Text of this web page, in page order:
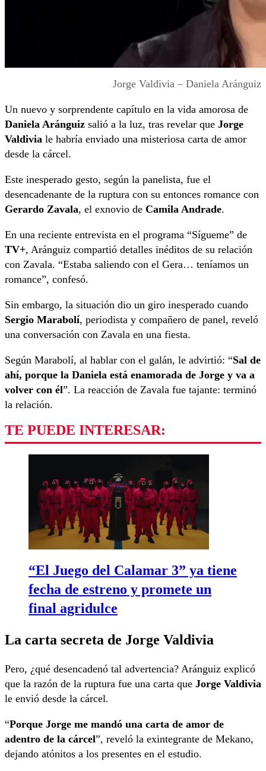
Jorge Valdivia – Daniela Aránguiz
Un nuevo y sorprendente capítulo en la vida amorosa de
Daniela Aránguiz salió a la luz, tras revelar que Jorge
Valdivia le habría enviado una misteriosa carta de amor
desde la cárcel.
Este inesperado gesto, según la panelista, fue el
desencadenante de la ruptura con su entonces romance con
Gerardo Zavala, el exnovio de Camila Andrade.
En una reciente entrevista en el programa “Sígueme” de
TV+, Aránguiz compartió detalles inéditos de su relación
con Zavala. “Estaba saliendo con el Gera… teníamos un
romance”, confesó.
Sin embargo, la situación dio un giro inesperado cuando
Sergio Marabolí, periodista y compañero de panel, reveló
una conversación con Zavala en una fiesta.
Según Marabolí, al hablar con el galán, le advirtió: “Sal de
ahí, porque la Daniela está enamorada de Jorge y va a
volver con él”. La reacción de Zavala fue tajante: terminó
la relación.
TE PUEDE INTERESAR:
“El Juego del Calamar 3” ya tiene
fecha de estreno y promete un
final agridulce
La carta secreta de Jorge Valdivia
Pero, ¿qué desencadenó tal advertencia? Aránguiz explicó
que la razón de la ruptura fue una carta que Jorge Valdivia
le envió desde la cárcel.
“Porque Jorge me mandó una carta de amor de
adentro de la cárcel”, reveló la exintegrante de Mekano,
dejando atónitos a los presentes en el estudio.